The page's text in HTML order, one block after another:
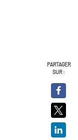
PARTAGER
SUR :